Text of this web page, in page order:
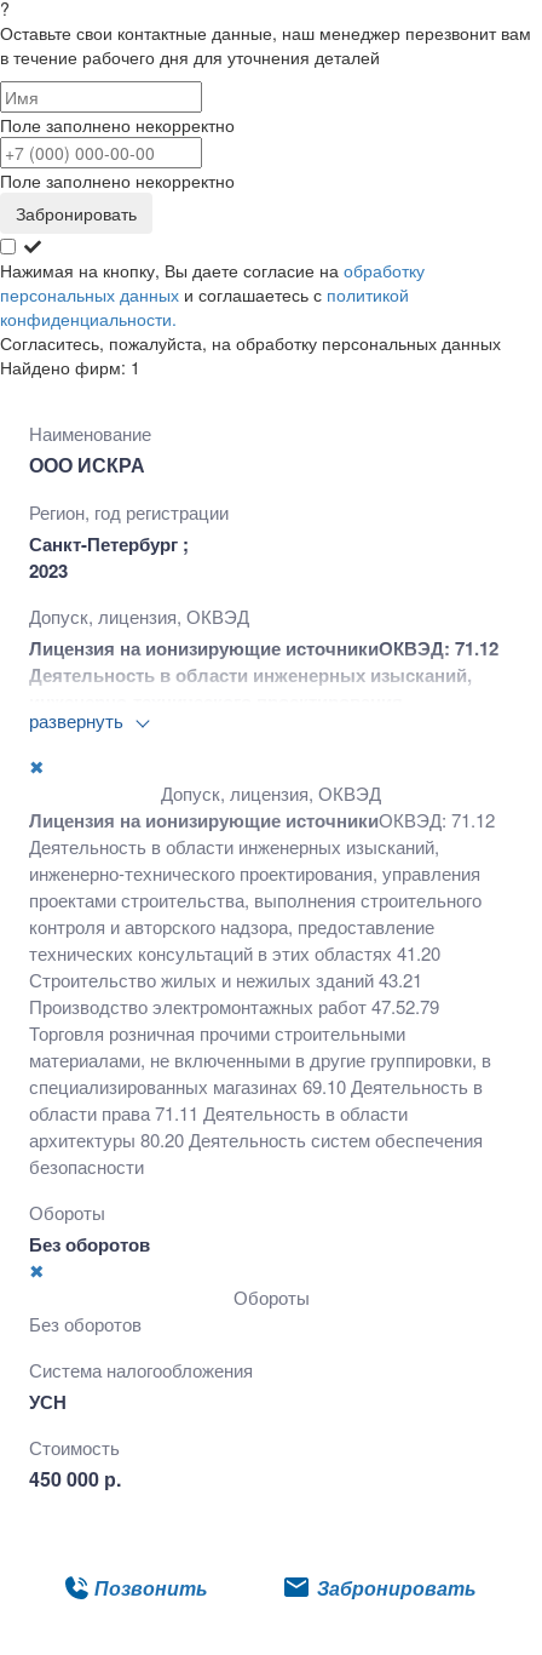
?
Оставьте свои контактные данные, наш менеджер перезвонит вам
в течение рабочего дня для уточнения деталей
Поле заполнено некорректно
Поле заполнено некорректно
Забронировать
Нажимая на кнопку, Вы даете согласие на обработку
персональных данных и соглашаетесь с политикой
конфиденциальности.
Согласитесь, пожалуйста, на обработку персональных данных
Найдено фирм: 1
Наименование
ООО ИСКРА
Регион, год регистрации
Санкт-Петербург ;
2023
Допуск, лицензия, ОКВЭД
Лицензия на ионизирующие источникиОКВЭД: 71.12
Деятельность в области инженерных изысканий,
управления проектами строительства, выполнения
строительного контроля и авторского надзора,
предоставление технических консультаций в этих
областях 41.20 Строительство жилых и нежилых
зданий 43.21 Производство электромонтажных работ
47.52.79 Торговля розничная прочими
строительными материалами, не включенными в
другие группировки, в специализированных
магазинах 69.10 Деятельность в области права 71.11
Деятельность в области архитектуры 80.20
Деятельность систем обеспечения безопасности
развернуть
✖
Допуск, лицензия, ОКВЭД
Лицензия на ионизирующие источникиОКВЭД: 71.12
Деятельность в области инженерных изысканий,
инженерно-технического проектирования, управления
проектами строительства, выполнения строительного
контроля и авторского надзора, предоставление
технических консультаций в этих областях 41.20
Строительство жилых и нежилых зданий 43.21
Производство электромонтажных работ 47.52.79
Торговля розничная прочими строительными
материалами, не включенными в другие группировки, в
специализированных магазинах 69.10 Деятельность в
области права 71.11 Деятельность в области
архитектуры 80.20 Деятельность систем обеспечения
безопасности
Обороты
Без оборотов
✖
Обороты
Без оборотов
Система налогообложения
УСН
Стоимость
450 000 р.
Позвонить Забронировать